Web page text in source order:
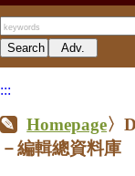
:::
Homepage〉
－編輯總資料庫